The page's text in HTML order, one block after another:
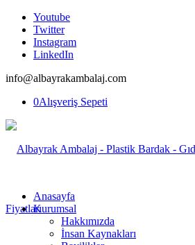
Youtube
Twitter
Instagram
LinkedIn
info@albayrakambalaj.com
0Alışveriş Sepeti
Anasayfa
Kurumsal
Hakkımızda
İnsan Kaynakları